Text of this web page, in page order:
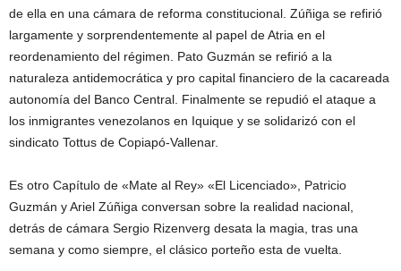
de ella en una cámara de reforma constitucional. Zúñiga se refirió
largamente y sorprendentemente al papel de Atria en el
reordenamiento del régimen. Pato Guzmán se refirió a la
naturaleza antidemocrática y pro capital financiero de la cacareada
autonomía del Banco Central. Finalmente se repudió el ataque a
los inmigrantes venezolanos en Iquique y se solidarizó con el
sindicato Tottus de Copiapó-Vallenar.
Es otro Capítulo de «Mate al Rey» «El Licenciado», Patricio
Guzmán y Ariel Zúñiga conversan sobre la realidad nacional,
detrás de cámara Sergio Rizenverg desata la magia, tras una
semana y como siempre, el clásico porteño esta de vuelta.